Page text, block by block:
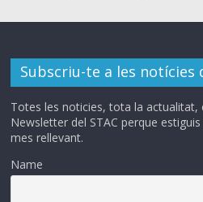
Subscriu-te a les notícies
Totes les noticies, tota la actualitat,
Newsletter del STAC perque
mes rellevant.
Name